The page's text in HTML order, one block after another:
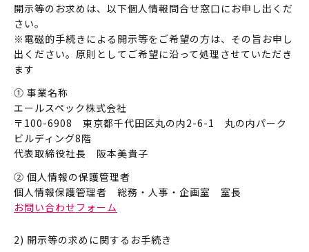
開示等のお求めは、以下個人情報問合せ窓口にお申し出くだ
さい。
※電磁的手続きによる開示等をご希望の方は、その旨お申し
出ください。原則としてご希望に沿って処理させていただき
ます
① 事業名称
エールスペック株式会社
〒100-6908 東京都千代田区丸の内2-6-1 丸の内パーク
ビルディング8階
代表取締役社長 阪本美貴子
② 個人情報の保護管理者
個人情報保護管理者 総務・人事・企画室 室長
お問い合わせフォーム
2) 開示等の求めに関するお手続き